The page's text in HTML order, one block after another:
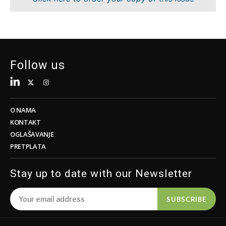
Održivost
Tehnologija
Telekomunikacije
Prevoz
Trgovina
Insights
Intervju
Okrugli
sto
Održivost
Turizam
Trgovina
Insights
Intervju
Mišljenje
Okrugli
sto
Analiza
Follow us
O NAMA
KONTAKT
OGLAŠAVANJE
PRETPLATA
Stay up to date with our Newsletter
SUBSCRIBE